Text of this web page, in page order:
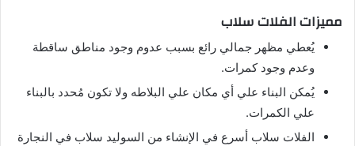
مميزات الفلات سلاب
يُعطي مظهر جمالي رائع بسبب عدوم وجود مناطق ساقطة
وعدم وجود كمرات.
يُمكن البناء علي أي مكان علي البلاطه ولا تكون مُحدد بالبناء
علي الكمرات.
الفلات سلاب أسرع في الإنشاء من السوليد سلاب في النجارة